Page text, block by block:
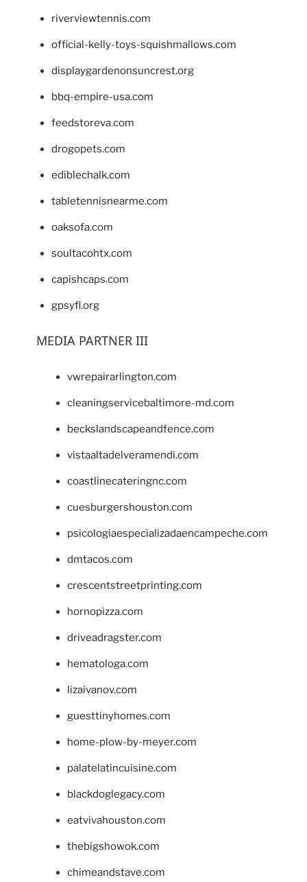
riverviewtennis.com
official-kelly-toys-squishmallows.com
displaygardenonsuncrest.org
bbq-empire-usa.com
feedstoreva.com
drogopets.com
ediblechalk.com
tabletennisnearme.com
oaksofa.com
soultacohtx.com
capishcaps.com
gpsyfl.org
MEDIA PARTNER III
vwrepairarlington.com
cleaningservicebaltimore-md.com
beckslandscapeandfence.com
vistaaltadelveramendi.com
coastlinecateringnc.com
cuesburgershouston.com
psicologiaespecializadaencampeche.com
dmtacos.com
crescentstreetprinting.com
hornopizza.com
driveadragster.com
hematologa.com
lizaivanov.com
guesttinyhomes.com
home-plow-by-meyer.com
palatelatincuisine.com
blackdoglegacy.com
eatvivahouston.com
thebigshowok.com
chimeandstave.com